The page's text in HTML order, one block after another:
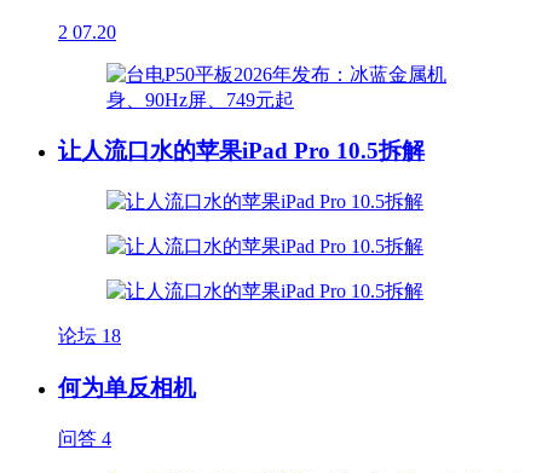
2 07.20
让人流口水的苹果iPad Pro 10.5拆解
论坛 18
何为单反相机
问答 4